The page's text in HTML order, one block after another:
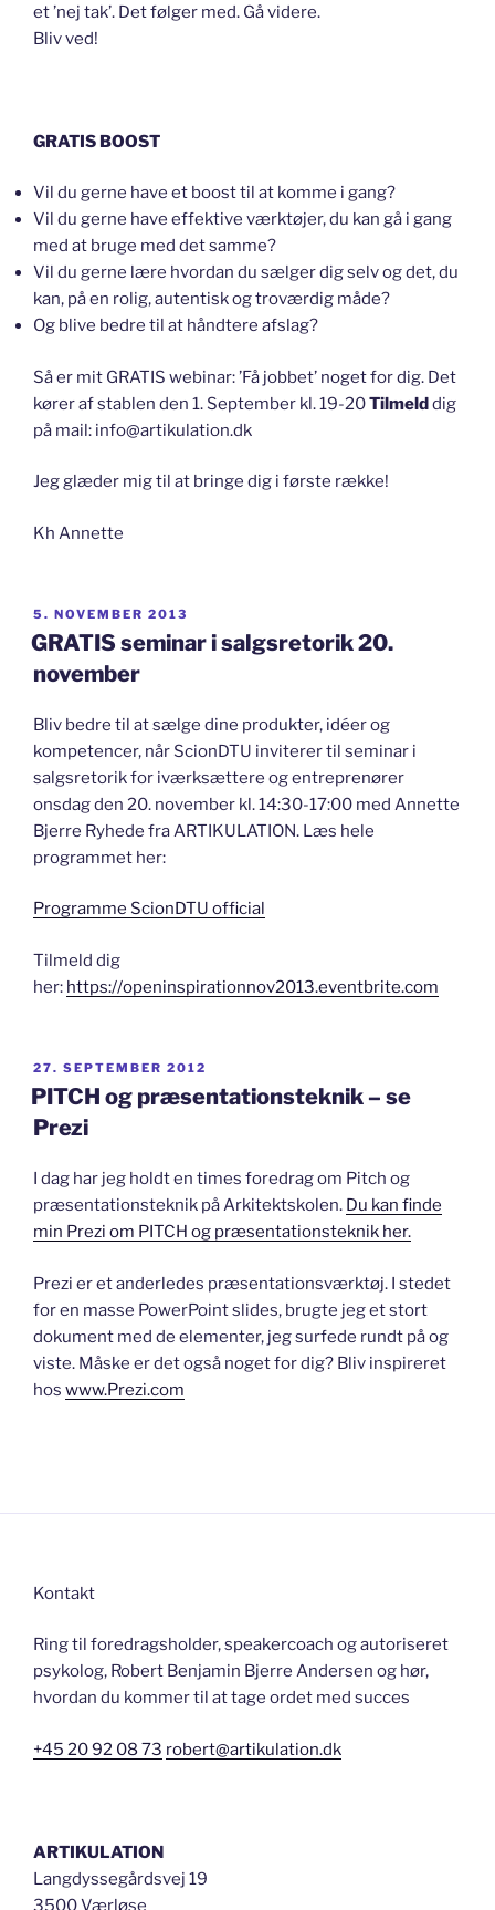
et ’nej tak’. Det følger med. Gå videre.
Bliv ved!
GRATIS BOOST
Vil du gerne have et boost til at komme i gang?
Vil du gerne have effektive værktøjer, du kan gå i gang
med at bruge med det samme?
Vil du gerne lære hvordan du sælger dig selv og det, du
kan, på en rolig, autentisk og troværdig måde?
Og blive bedre til at håndtere afslag?
Så er mit GRATIS webinar: ’Få jobbet’ noget for dig. Det
kører af stablen den 1. September kl. 19-20Tilmelddig
på mail: info@artikulation.dk
Jeg glæder mig til at bringe dig i første række!
Kh Annette
UDGIVET
DEN
5. NOVEMBER 2013
GRATIS seminar i salgsretorik 20.
november
Bliv bedre til at sælge dine produkter, idéer og
kompetencer, når ScionDTU inviterer til seminar i
salgsretorik for iværksættere og entreprenører
onsdag den 20. november kl. 14:30-17:00 med Annette
Bjerre Ryhede fra ARTIKULATION. Læs hele
programmet her:
Programme ScionDTU official
Tilmeld dig
her: https://openinspirationnov2013.eventbrite.com
UDGIVET
DEN
27. SEPTEMBER 2012
PITCH og præsentationsteknik – se
Prezi
I dag har jeg holdt en times foredrag om Pitch og
præsentationsteknik på Arkitektskolen. Du kan finde
min Prezi om PITCH og præsentationsteknik her.
Prezi er et anderledes præsentationsværktøj. I stedet
for en masse PowerPoint slides, brugte jeg et stort
dokument med de elementer, jeg surfede rundt på og
viste. Måske er det også noget for dig? Bliv inspireret
hos www.Prezi.com
Kontakt
Ring til foredragsholder, speakercoach og autoriseret
psykolog, Robert Benjamin Bjerre Andersen og hør,
hvordan du kommer til at tage ordet med succes
+45 20 92 08 73 robert@artikulation.dk
ARTIKULATION
Langdyssegårdsvej 19
3500 Værløse